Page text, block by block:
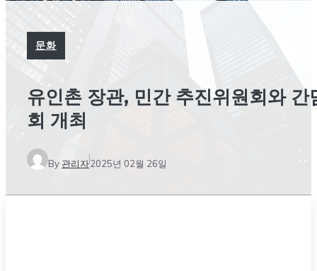
문화
유인촌 장관, 민간 추진위원회와 간
회 개최
By 관리자2025년 02월 26일